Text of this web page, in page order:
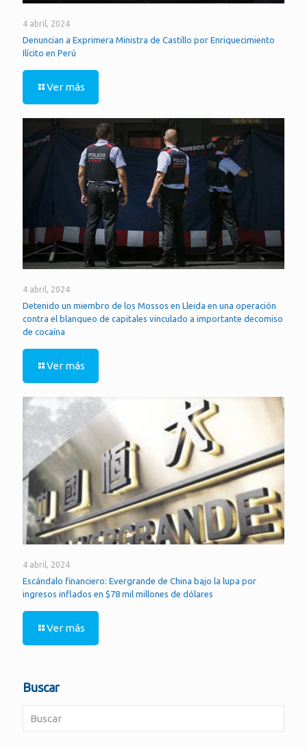
4 abril, 2024
Denuncian a Exprimera Ministra de Castillo por Enriquecimiento
Ilícito en Perú
Ver más
4 abril, 2024
Detenido un miembro de los Mossos en Lleida en una operación
contra el blanqueo de capitales vinculado a importante decomiso
de cocaína
Ver más
4 abril, 2024
Escándalo financiero: Evergrande de China bajo la lupa por
ingresos inflados en $78 mil millones de dólares
Ver más
Buscar